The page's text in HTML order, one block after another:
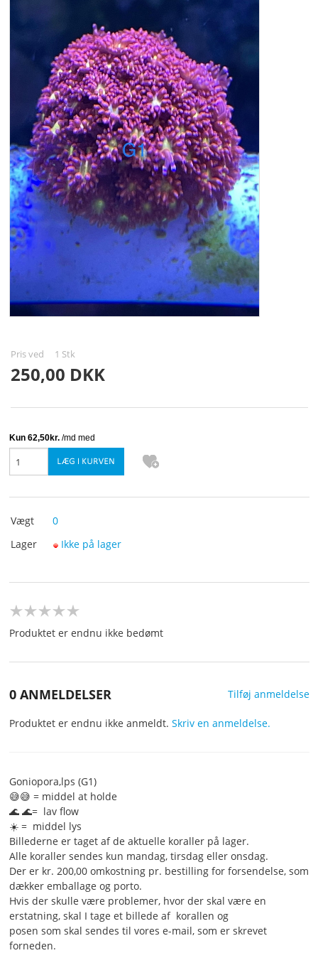
LEVENDE STEN, GRUS
PUMPER
SKUMMER
SOMMER TILBUD-ALLE VARMESTOK - MINUS 50%
TEST UDSTYRE
TILSÆTNINGER
UV-C BELYSNING
FORSIDE
BESTIL
PROFIL
SØGNING
KONTAKT OS
Pris ved 1 Stk
250,00 DKK
Vægt
0
Lager
Ikke på lager
Produktet er endnu ikke bedømt
0 ANMELDELSER Tilføj anmeldelse
Produktet er endnu ikke anmeldt. Skriv en anmeldelse.
Goniopora,lps (G1)
😅😅 = middel at holde
🌊 🌊= lav flow
☀️ = middel lys
Billederne er taget af de aktuelle koraller på lager.
Alle koraller sendes kun mandag, tirsdag eller onsdag.
Der er kr. 200,00 omkostning pr. bestilling for forsendelse, som
dækker emballage og porto.
Hvis der skulle være problemer, hvor der skal være en
erstatning, skal I tage et billede af korallen og
posen som skal sendes til vores e-mail, som er skrevet
forneden.